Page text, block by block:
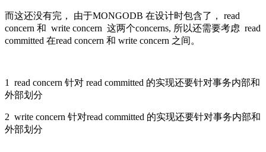
而这还没有完， 由于MONGODB 在设计时包含了， read
concern 和 write concern 这两个concerns, 所以还需要考虑 read
committed 在read concern 和 write concern 之间。
1 read concern 针对 read committed 的实现还要针对事务内部和
外部划分
2 write concern 针对read committed 的实现还要针对事务内部和
外部划分